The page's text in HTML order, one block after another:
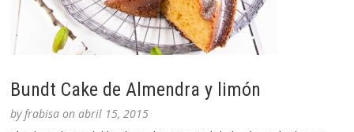
Bundt Cake de Almendra y limón
byfrabisa onabril 15, 2015